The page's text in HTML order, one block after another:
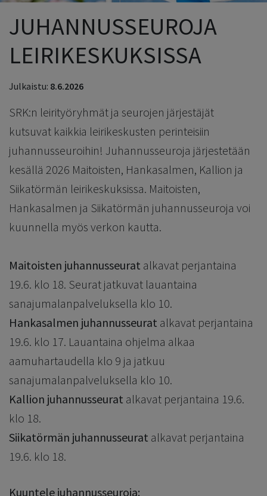
JUHANNUSSEUROJA
LEIRIKESKUKSISSA
Julkaistu: 8.6.2026
SRK:n leirityöryhmät ja seurojen järjestäjät
kutsuvat kaikkia leirikeskusten perinteisiin
juhannusseuroihin! Juhannusseuroja järjestetään
kesällä 2026 Maitoisten, Hankasalmen, Kallion ja
Siikatörmän leirikeskuksissa. Maitoisten,
Hankasalmen ja Siikatörmän juhannusseuroja voi
kuunnella myös verkon kautta.
Maitoisten juhannusseurat alkavat perjantaina
19.6. klo 18. Seurat jatkuvat lauantaina
sanajumalanpalveluksella klo 10.
Hankasalmen juhannusseurat alkavat perjantaina
19.6. klo 17. Lauantaina ohjelma alkaa
aamuhartaudella klo 9 ja jatkuu
sanajumalanpalveluksella klo 10.
Kallion juhannusseurat alkavat perjantaina 19.6.
klo 18.
Siikatörmän juhannusseurat alkavat perjantaina
19.6. klo 18.
Kuuntele juhannusseuroja: